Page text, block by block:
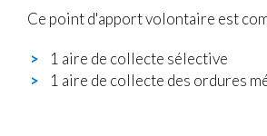
Ce point d'apport volontaire est
1 aire de collecte sélective
1 aire de collecte des ordures